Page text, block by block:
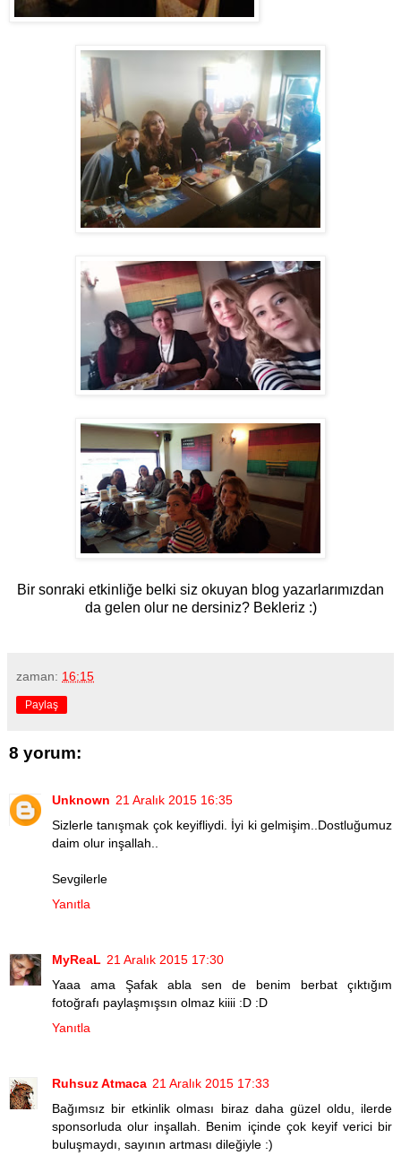
Bir sonraki etkinliğe belki siz okuyan blog yazarlarımızdan
da gelen olur ne dersiniz? Bekleriz :)
zaman: 16:15
Paylaş
8 yorum:
Unknown 21 Aralık 2015 16:35
Sizlerle tanışmak çok keyifliydi. İyi ki gelmişim..Dostluğumuz
daim olur inşallah..
Sevgilerle
Yanıtla
MyReaL 21 Aralık 2015 17:30
Yaaa ama Şafak abla sen de benim berbat çıktığım
fotoğrafı paylaşmışsın olmaz kiiii :D :D
Yanıtla
Ruhsuz Atmaca 21 Aralık 2015 17:33
Bağımsız bir etkinlik olması biraz daha güzel oldu, ilerde
sponsorluda olur inşallah. Benim içinde çok keyif verici bir
buluşmaydı, sayının artması dileğiyle :)